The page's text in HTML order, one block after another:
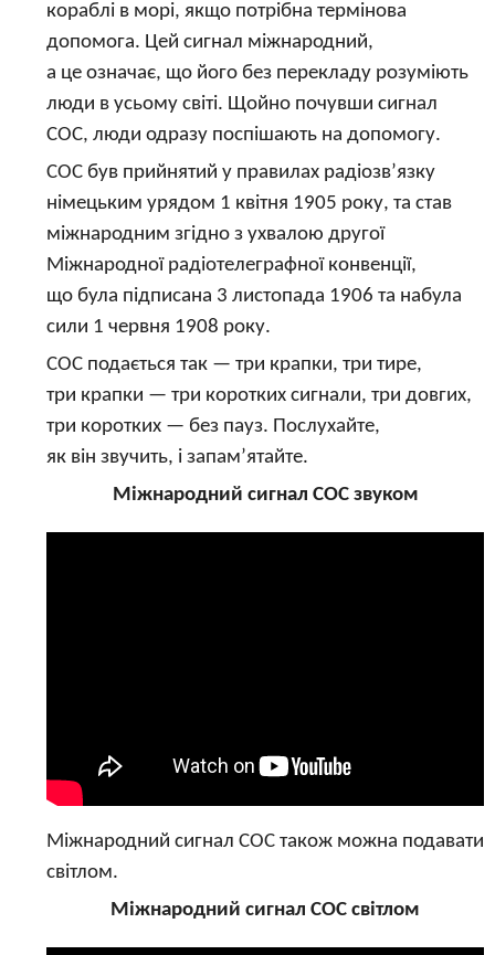
кораблі в морі, якщо потрібна термінова
допомога. Цей сигнал міжнародний,
а це означає, що його без перекладу розуміють
люди в усьому світі. Щойно почувши сигнал
СОС, люди одразу поспішають на допомогу.
СОС був прийнятий у правилах радіозв’язку
німецьким урядом 1 квітня 1905 року, та став
міжнародним згідно з ухвалою другої
Міжнародної радіотелеграфної конвенції,
що була підписана 3 листопада 1906 та набула
сили 1 червня 1908 року.
СОС подається так — три крапки, три тире,
три крапки — три коротких сигнали, три довгих,
три коротких — без пауз. Послухайте,
як він звучить, і запам’ятайте.
Міжнародний сигнал СОС звуком
Міжнародний сигнал СОС також можна подавати
світлом.
Міжнародний сигнал СОС світлом